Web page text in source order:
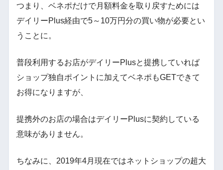
つまり、ベネポだけで月額料金を取り戻すためには
デイリーPlus経由で5～10万円分の買い物が必要とい
うことに。
普段利用するお店がデイリーPlusと提携していれば
ショップ独自ポイントに加えてベネポもGETできて
お得になりますが、
提携外のお店の場合はデイリーPlusに契約している
意味がありません。
ちなみに、2019年4月現在ではネットショップの超大